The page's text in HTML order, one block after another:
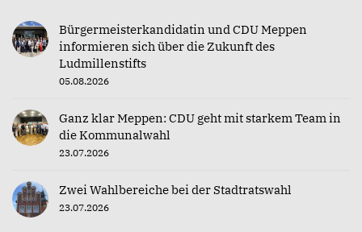
Bürgermeisterkandidatin und CDU Meppen
informieren sich über die Zukunft des
Ludmillenstifts
05.08.2026
Ganz klar Meppen: CDU geht mit starkem Team in
die Kommunalwahl
23.07.2026
Zwei Wahlbereiche bei der Stadtratswahl
23.07.2026